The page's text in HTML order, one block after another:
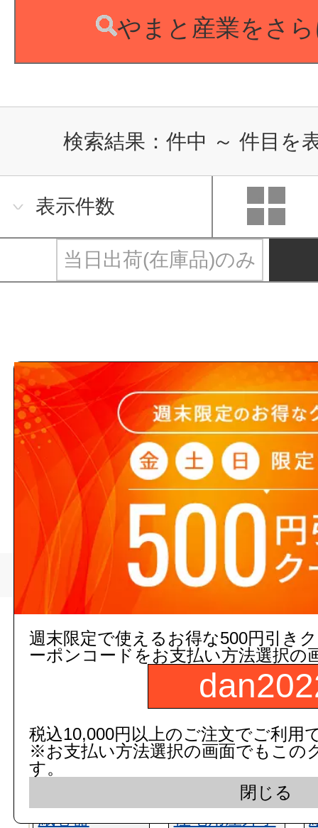
やまと産業をさ
検索結果： 件中 ～ 件目を
表示件数
当日出荷(在庫品)のみ
やまと産業
トップページ > やまと産業
現在の店舗受注状
紙巻器 住宅用屋外手
週末限定で使えるお得な500円引き
ーポンコードをお支払い方法選択の
税込10,000円以上のご注文でご利用
※お支払い方法選択の画面でもこの
す。
閉じる